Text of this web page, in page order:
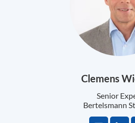
Clemens
Senior
Bertelsmann